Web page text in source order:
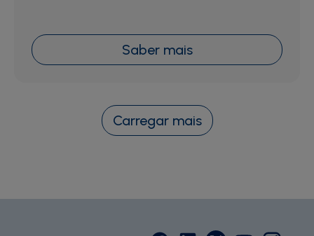
Saber mais
Carregar mais